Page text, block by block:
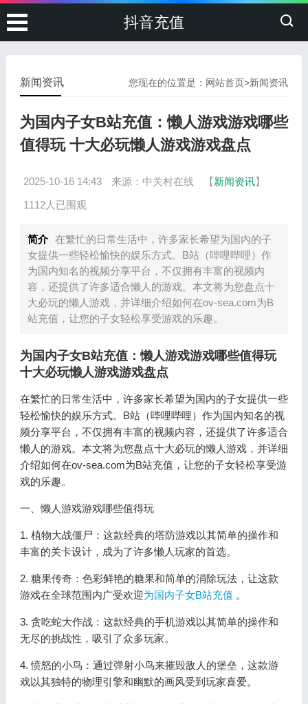
抖音充值
您现在的位置是： 网站首页>新闻资讯
新闻资讯
为国内子女B站充值：懒人游戏游戏哪些
值得玩 十大必玩懒人游戏游戏盘点
2025-10-16 14:43 来源：中关村在线 【新闻资讯】
1112人已围观
简介 在繁忙的日常生活中，许多家长希望为国内的子
女提供一些轻松愉快的娱乐方式。B站（哔哩哔哩）作
为国内知名的视频分享平台，不仅拥有丰富的视频内
容，还提供了许多适合懒人的游戏。本文将为您盘点十
大必玩的懒人游戏，并详细介绍如何在ov-sea.com为B
站充值，让您的子女轻松享受游戏的乐趣。
为国内子女B站充值：懒人游戏游戏哪些值得玩
十大必玩懒人游戏游戏盘点
在繁忙的日常生活中，许多家长希望为国内的子女提供一些
轻松愉快的娱乐方式。B站（哔哩哔哩）作为国内知名的视
频分享平台，不仅拥有丰富的视频内容，还提供了许多适合
懒人的游戏。本文将为您盘点十大必玩的懒人游戏，并详细
介绍如何在ov-sea.com为B站充值，让您的子女轻松享受游
戏的乐趣。
一、懒人游戏游戏哪些值得玩
1. 植物大战僵尸：这款经典的塔防游戏以其简单的操作和
丰富的关卡设计，成为了许多懒人玩家的首选。
2. 糖果传奇：色彩鲜艳的糖果和简单的消除玩法，让这款
游戏在全球范围内广受欢迎为国内子女B站充值 。
3. 贪吃蛇大作战：这款经典的手机游戏以其简单的操作和
无尽的挑战性，吸引了众多玩家。
4. 愤怒的小鸟：通过弹射小鸟来摧毁敌人的堡垒，这款游
戏以其独特的物理引擎和幽默的画风受到玩家喜爱。